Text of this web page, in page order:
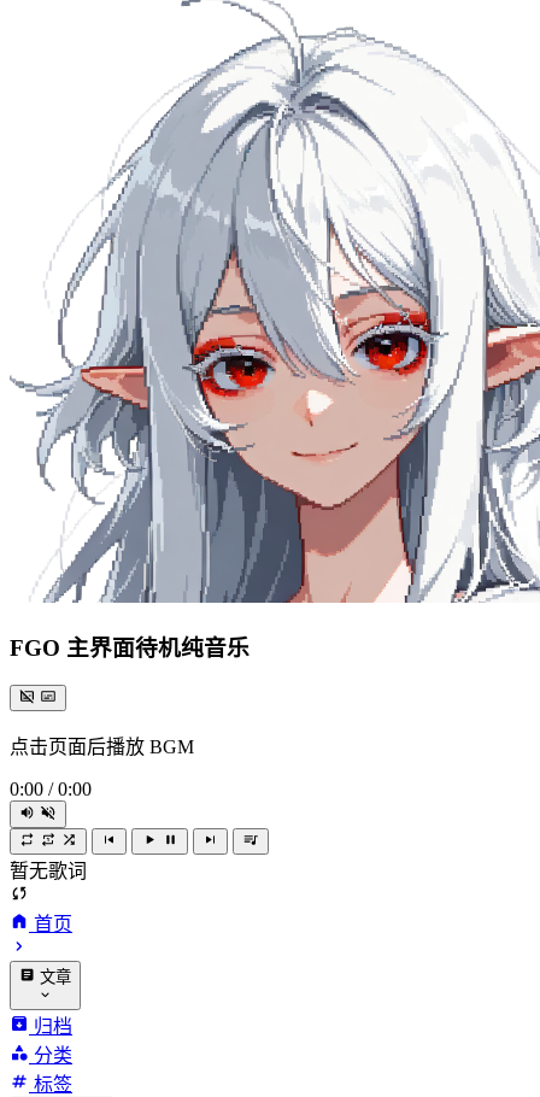
FGO 主界面待机纯音乐
点击页面后播放 BGM
0:00 / 0:00
暂无歌词
首页
文章
归档
分类
标签